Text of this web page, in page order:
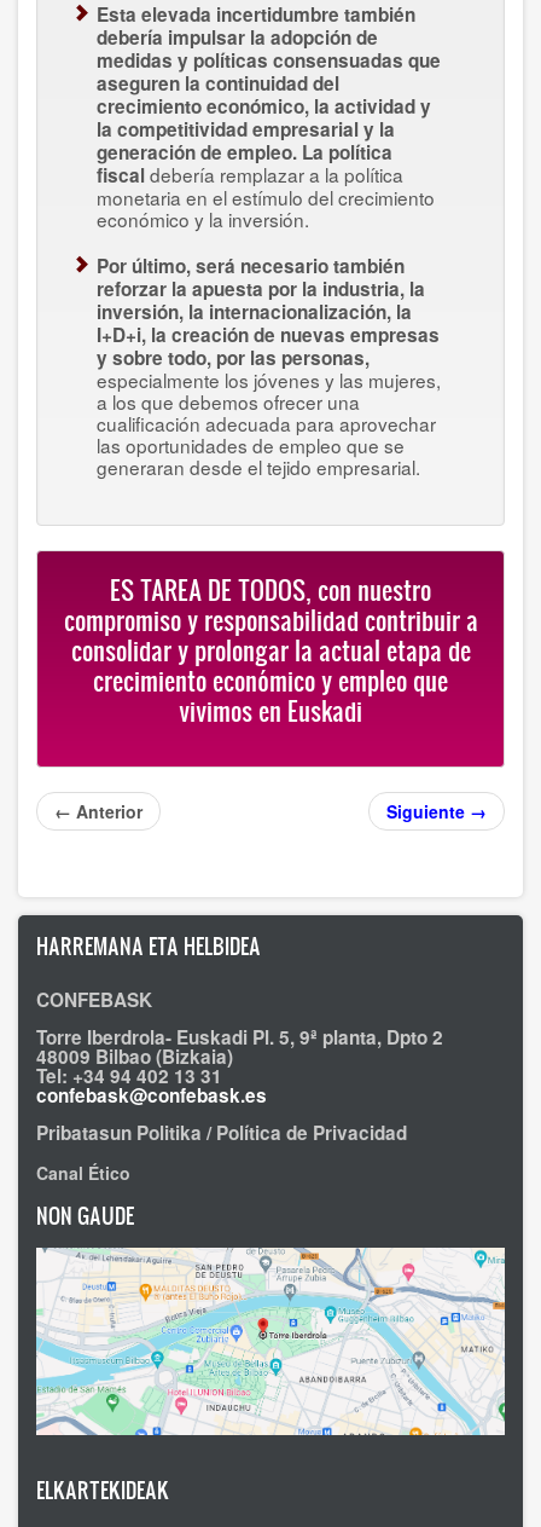
Esta elevada incertidumbre también
debería impulsar la adopción de
medidas y políticas consensuadas que
aseguren la continuidad del
crecimiento económico, la actividad y
la competitividad empresarial y la
generación de empleo. La política
fiscaldebería remplazar a la política
monetaria en el estímulo del crecimiento
económico y la inversión.
Por último, será necesario también
reforzar la apuesta por la industria, la
inversión, la internacionalización, la
I+D+i, la creación de nuevas empresas
y sobre todo, por las personas,
especialmente los jóvenes y las mujeres,
a los que debemos ofrecer una
cualificación adecuada para aprovechar
las oportunidades de empleo que se
generaran desde el tejido empresarial.
ES TAREA DE TODOS, con nuestro
compromiso y responsabilidad contribuir a
consolidar y prolongar la actual etapa de
crecimiento económico y empleo que
vivimos en Euskadi
← Anterior Siguiente →
HARREMANA ETA HELBIDEA
CONFEBASK
Torre Iberdrola- Euskadi Pl. 5, 9ª planta, Dpto 2
48009 Bilbao (Bizkaia)
Tel: +34 94 402 13 31
confebask@confebask.es
Pribatasun Politika / Política de Privacidad
Canal Ético
NON GAUDE
ELKARTEKIDEAK